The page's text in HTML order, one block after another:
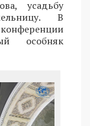
усадьбу
В
особняк